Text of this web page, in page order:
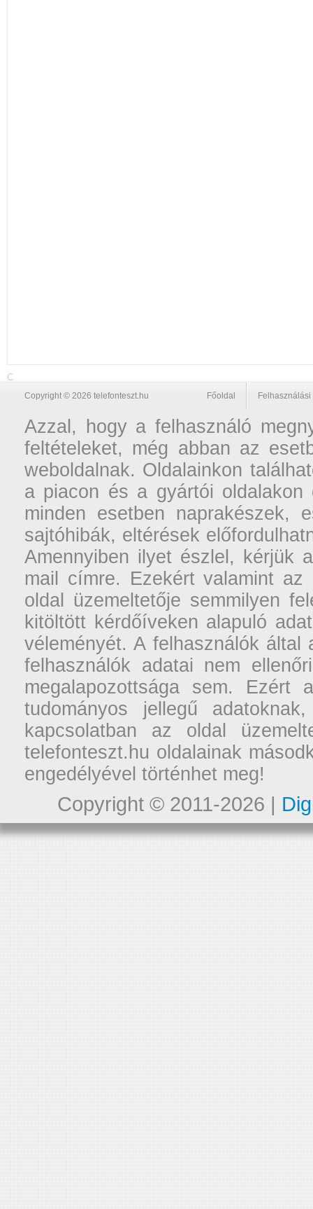
C
Copyright © 2026 telefonteszt.hu Főoldal
Azzal, hogy a felhasználó
feltételeket, még abban az
weboldalnak. Oldalainkon
a piacon és a gyártói oldalakon
minden esetben naprakészek,
sajtóhibák, eltérések
Amennyiben ilyet észlel, kérjük
mail címre. Ezekért valamint
oldal üzemeltetője semmilyen
kitöltött kérdőíveken alapuló
véleményét. A felhasználók
felhasználók adatai nem
megalapozottsága sem. Ezért
tudományos jellegű
kapcsolatban az oldal
telefonteszt.hu oldalainak
engedélyével történhet meg!
Copyright © 2011-2026 |